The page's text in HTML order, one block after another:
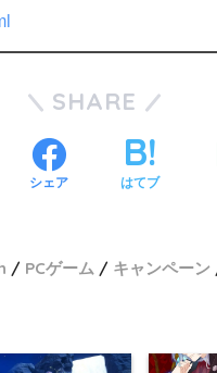
SHARE
シェア はてブ
PCゲーム キャンペーン